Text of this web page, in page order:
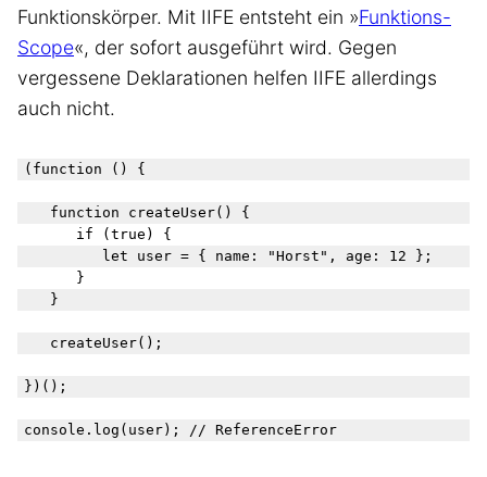
Funktionskörper. Mit IIFE entsteht ein »Funktions-
Scope«, der sofort ausgeführt wird. Gegen
vergessene Deklarationen helfen IIFE allerdings
auch nicht.
(function () {
})();